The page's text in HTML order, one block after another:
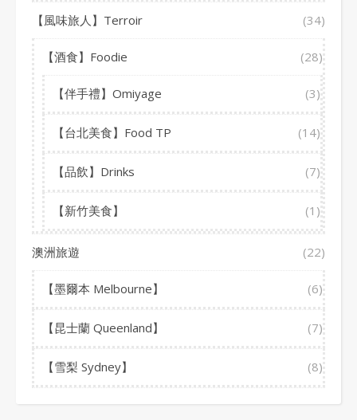
【風味旅人】Terroir (34)
【酒食】Foodie (28)
【伴手禮】Omiyage (3)
【台北美食】Food TP (14)
【品飲】Drinks (7)
【新竹美食】 (1)
澳洲旅遊 (22)
【墨爾本 Melbourne】 (6)
【昆士蘭 Queenland】 (7)
【雪梨 Sydney】 (8)